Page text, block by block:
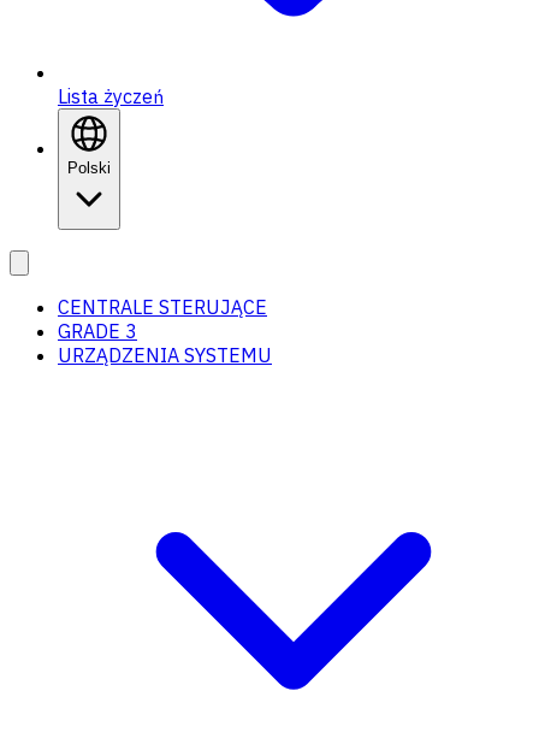
Lista życzeń
Polski
CENTRALE STERUJĄCE
GRADE 3
URZĄDZENIA SYSTEMU